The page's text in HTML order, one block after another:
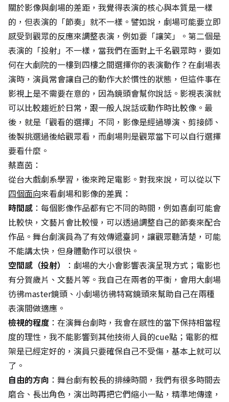
關於影像與劇場的差距，我覺得表演的核心與本質是一樣
的，但表演的「節奏」就不一樣。譬如說，劇場可能要立即
感受到觀眾的反應來調整表演，例如要「讓笑」。第二個是
表演的「投射」不一樣，當我們在面對上千名觀眾時，要如
何在大劇院的一樓到四樓之間選擇你的表演動作？在劇場表
演時，演員常會讓自己的動作大於慣性的狀態，但這件事在
影視上是不需要在意的，因為鏡頭會幫你說話。影視表演就
可以比較趨近於日常，跟一般人說話或動作時比較像。最
後，就是「觀看的選擇」不同，影像是經過導演、剪接師、
後製挑選過後給觀眾看，而劇場則是觀眾當下可以自行選擇
要看什麼。
蔡嘉茵：
從台大戲劇系學習，後來跨足電影。對我來說，可以從以下
四個面向來看劇場和影像的差異：
時間感 ：每個影像作品都有它不同的時間，例如喜劇可能會
比較快，文藝片會比較慢，可以透過調整自己的節奏來配合
作品。舞台劇演員為了有效傳遞臺詞，讓觀眾聽清楚，可能
不能講太快，但身體動作可以很快。
空間感（投射）
：劇場的大小會影響表演呈現方式；電影也
有分賀歲片、文藝片等。我自己在兩者的平衡，會用大劇場
彷彿master鏡頭、小劇場彷彿特寫鏡頭來幫助自己在兩種
表演間做適應。
檢視的程度 ：在演舞台劇時，我會在感性的當下保持相當程
度的理性，我不能影響到其他技術人員的cue點；電影的框
架是已經定好的，演員只要確保自己不受傷，基本上就可以
了。
自由的方向 ：舞台劇有較長的排練時間，我們有很多時間去
磨合、長出角色，演出時再把它們縮小一點，精準地傳達，